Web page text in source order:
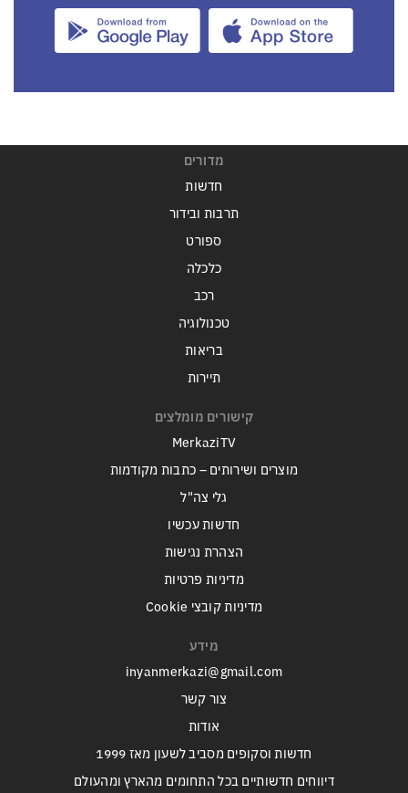
מדורים
חדשות
תרבות ובידור
ספורט
כלכלה
רכב
טכנולוגיה
בריאות
תיירות
קישורים מומלצים
MerkaziTV
מוצרים ושירותים – כתבות מקודמות
גלי צה"ל
חדשות עכשיו
הצהרת נגישות
מדיניות פרטיות
מדיניות קובצי Cookie
מידע
inyanmerkazi@gmail.com
צור קשר
אודות
חדשות וסקופים מסביב לשעון מאז 1999
דיווחים חדשותיים בכל התחומים מהארץ ומהעולם